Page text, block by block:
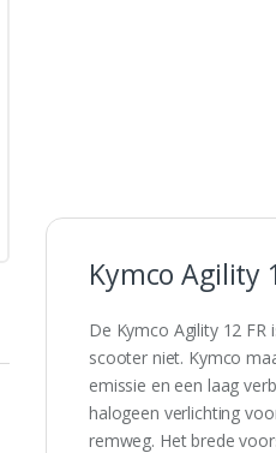
Kymco Agility
De Kymco Agility 12
scooter niet. Kymco
emissie en een laag
halogeen verlichting
remweg. Het brede